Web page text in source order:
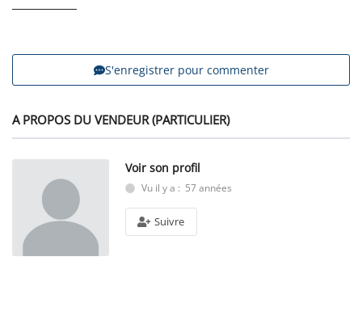
S'enregistrer pour commenter
A PROPOS DU VENDEUR (PARTICULIER)
Voir son profil
Vu il y a : 57 années
Suivre